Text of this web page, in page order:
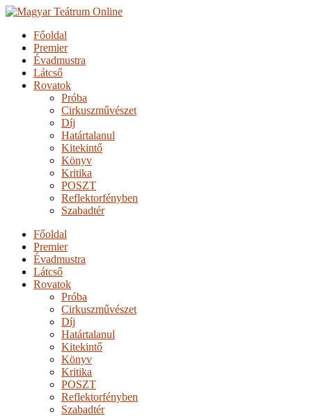
Főoldal
Premier
Évadmustra
Látcső
Rovatok
Próba
Cirkuszművészet
Díj
Határtalanul
Kitekintő
Könyv
Kritika
POSZT
Reflektorfényben
Szabadtér
Főoldal
Premier
Évadmustra
Látcső
Rovatok
Próba
Cirkuszművészet
Díj
Határtalanul
Kitekintő
Könyv
Kritika
POSZT
Reflektorfényben
Szabadtér